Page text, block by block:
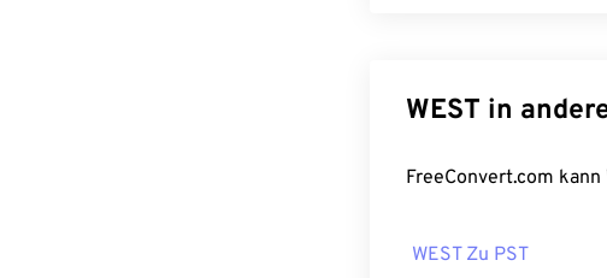
WEST in
FreeConvert.com
WEST Zu PST